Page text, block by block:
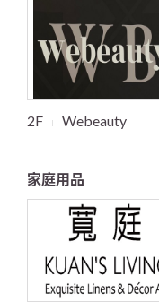
2F Webeauty
家庭用品